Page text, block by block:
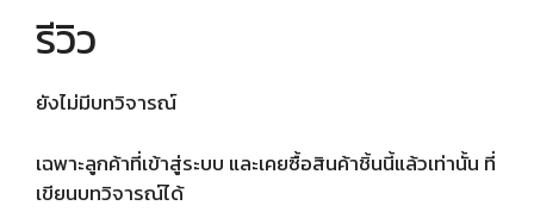
รีวิว
ยังไม่มีบทวิจารณ์
เฉพาะลูกค้าที่เข้าสู่ระบบ และเคยซื้อสินค้าชิ้นนี้แล้วเท่านั้น ที่
เขียนบทวิจารณ์ได้